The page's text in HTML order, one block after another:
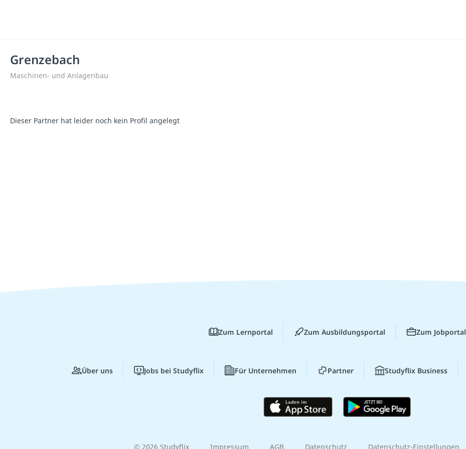
Grenzebach
Maschinen- und Anlagenbau
Dieser Partner hat leider noch kein Profil angelegt
Zum Lernportal Zum Ausbildungsportal Zum Jobportal
Über uns Jobs bei Studyflix Für Unternehmen Partner Studyflix Business
© 2026 Studyflix Impressum AGB Datenschutz Datenschutz-Einstellungen